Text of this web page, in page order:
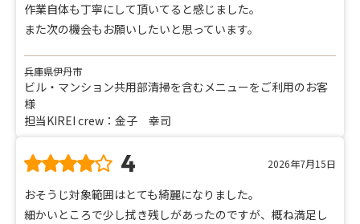
作業自体も丁寧にして頂いてると感じました。
また次の機会もお願いしたいと思っています。
兵庫県伊丹市
ビル・マンション共用部清掃を含むメニューをご利用のお客
様
担当KIREI crew：金子 幸司
4 2026年7月15日
おそうじ対象範囲はとても綺麗になりました。
細かいところで少し拭き残しがあったのですが、概ね満足し